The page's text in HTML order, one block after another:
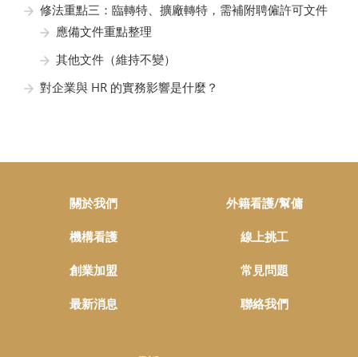
修法重點三：臨轉特、擴廠轉特，需補附聘僱許可文件
應備文件重點整理
其他文件（維持不變）
對企業與 HR 的實務影響是什麼？
關於我們 外籍看護/幫傭
機構看護 線上挑工
創業加盟 常見問題
最新消息 聯絡我們